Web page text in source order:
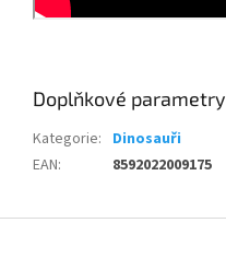
Doplňkové parametry
Kategorie: Dinosauři
EAN: 8592022009175